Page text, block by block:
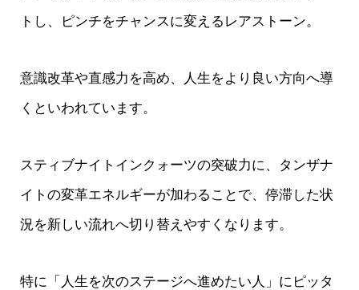
トし、ピンチをチャンスに変えるレアストーン。
意識改革や直感力を高め、人生をより良い方向へ導
くといわれています。
スティブナイトインクォーツの突破力に、タンザナ
イトの変革エネルギーが加わることで、停滞した状
況を新しい流れへ切り替えやすくなります。
特に「人生を次のステージへ進めたい人」にピッタ